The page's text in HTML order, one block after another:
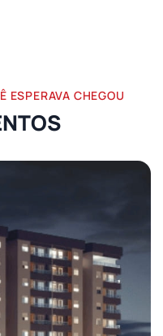
ESPERAVA CHEGOU